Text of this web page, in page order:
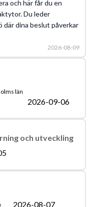
och här får du en
Du leder
där dina beslut påverkar
2026-08-09
län
2026-09-06
och utveckling
2026-08-07